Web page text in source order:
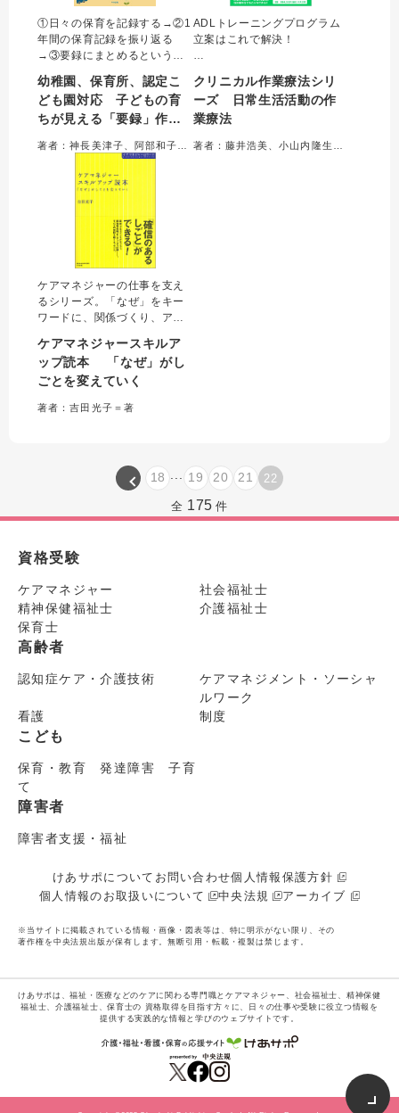
①日々の保育を記録する→②1
年間の保育記録を振り返る
→③要録にまとめるという３
幼稚園、保育所、認定こ
ども園対応 子どもの育
ちが見える「要録」作成
のポイント
ADLトレーニングプログラム
立案はこれで解決！
善するトレーニングをどう実
施するかを障害・疾病別に解
説。
辺動作）、日常生活関連動
クリニカル作業療法シリ
ーズ 日常生活活動の作
業療法
ケアマネジャーの仕事を支え
るシリーズ。「なぜ」をキー
ワードに、関係づくり、アセ
等、日常業務の意味を掘り下
げ、仕事の本質をわかりやす
く説明。インテーク～モニタ
細な解説から具体的なスキル
ケアマネジャースキルア
ップ読本 「なぜ」がし
ごとを変えていく
著者：吉田光子＝著
18 19 20 21 22
全 175 件
資格受験
ケアマネジャー
社会福祉士
精神保健福祉士
介護福祉士
保育士
高齢者
認知症ケア・介護技術
ケアマネジメント・ソーシャ
ルワーク
看護
制度
こども
保育・教育 発達障害 子育
て
障害者
障害者支援・福祉
けあサポについて お問い合わせ個人情報保護方針
個人情報のお取扱いについて
中央法規 アーカイブ
※当サイトに掲載されている情報・画像・図表等は、特に明示がない限り、その
著作権を中央法規出版が保有します。無断引用・転載・複製は禁じます。
けあサポは、福祉・医療などのケアに関わる専門職とケアマネジャー、社会福祉士、精神保健
福祉士、介護福祉士、保育士の 資格取得を目指す方々に、日々の仕事や受験に役立つ情報を
提供する実践的な情報と学びのウェブサイトです。